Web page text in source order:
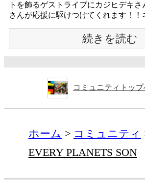
トを飾るゲストライブにカジヒデキさ
さんが応援に駆けつけてくれます！！
続きを読む
コミュニティトップ
ホーム コミュニティ
EVERY PLANETS SON